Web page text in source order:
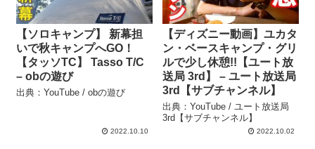
【ソロキャンプ】 新幕担
いで秋キャンプへGO！
【タッソTC】 Tasso T/C
– obの遊び
出典：YouTube / obの遊び
2022.10.10
【ディズニー動画】ユカタ
ン・ベースキャンプ・グリ
ルで少し休憩!!【ユート放
送局 3rd】 – ユート放送局
3rd【サブチャンネル】
出典：YouTube / ユート放送局
3rd【サブチャンネル】
2022.10.02